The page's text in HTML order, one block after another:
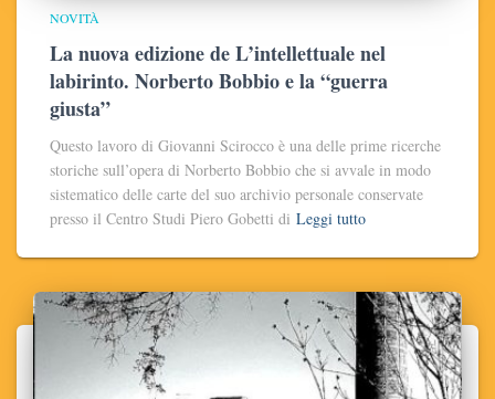
NOVITÀ
La nuova edizione de L’intellettuale nel
labirinto. Norberto Bobbio e la “guerra
giusta”
Questo lavoro di Giovanni Scirocco è una delle prime ricerche
storiche sull’opera di Norberto Bobbio che si avvale in modo
sistematico delle carte del suo archivio personale conservate
presso il Centro Studi Piero Gobetti di Leggi tutto